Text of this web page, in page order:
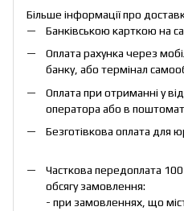
Більше інформації про
Банківською карткою на
Оплата рахунка через
банку, або термінал
Оплата при отриманні у
оператора або в
Безготівкова оплата для
Часткова передоплата
обсягу замовлення:
- при замовленнях, що